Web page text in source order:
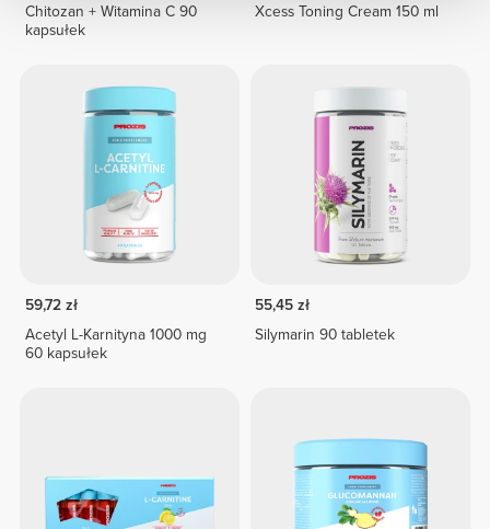
Chitozan + Witamina C 90
kapsułek
Xcess Toning Cream 150 ml
59,72 zł
Acetyl L-Karnityna 1000 mg
60 kapsułek
55,45 zł
Silymarin 90 tabletek